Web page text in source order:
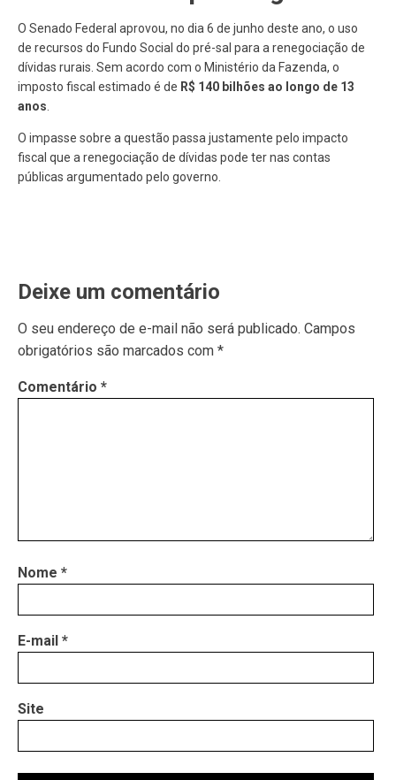
O Senado Federal aprovou, no dia 6 de junho deste ano, o uso
de recursos do Fundo Social do pré-sal para a renegociação de
dívidas rurais. Sem acordo com o Ministério da Fazenda, o
imposto fiscal estimado é de R$ 140 bilhões ao longo de 13
anos
O impasse sobre a questão passa justamente pelo impacto
fiscal que a renegociação de dívidas pode ter nas contas
públicas argumentado pelo governo.
Deixe um comentário
O seu endereço de e-mail não será publicado. Campos
obrigatórios são marcados com *
Comentário *
Nome *
E-mail *
Site